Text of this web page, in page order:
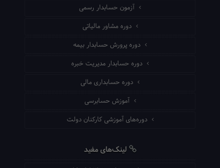
آزمون حسابدار رسمی
دوره مشاور مالیاتی
دوره پرورش حسابدار بیمه
دوره حسابدار مدیریت خبره
دوره حسابداری مالی
آموزش حسابرسی
دوره‌های آموزشی کارکنان دولت
لینک‌های مفید